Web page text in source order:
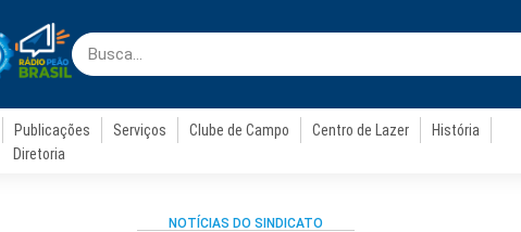
Publicações Serviços Clube de Campo Centro de Lazer
História
Diretoria
NOTÍCIAS DO SINDICATO